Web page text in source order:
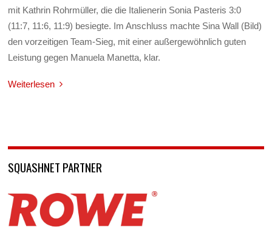
mit Kathrin Rohrmüller, die die Italienerin Sonia Pasteris 3:0
(11:7, 11:6, 11:9) besiegte. Im Anschluss machte Sina Wall (Bild)
den vorzeitigen Team-Sieg, mit einer außergewöhnlich guten
Leistung gegen Manuela Manetta, klar.
Weiterlesen
SQUASHNET PARTNER